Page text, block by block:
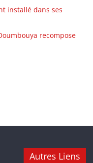
installé dans ses
recompose
Autres Liens